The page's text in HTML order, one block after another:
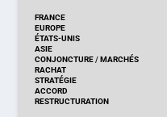
FRANCE
EUROPE
ÉTATS-UNIS
ASIE
CONJONCTURE/MARCHÉS
RACHAT
STRATÉGIE
ACCORD
RESTRUCTURATION